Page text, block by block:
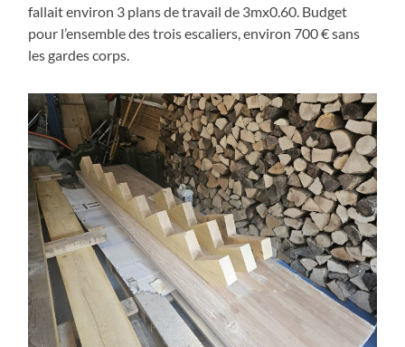
fallait environ 3 plans de travail de 3mx0.60. Budget
pour l’ensemble des trois escaliers, environ 700 € sans
les gardes corps.